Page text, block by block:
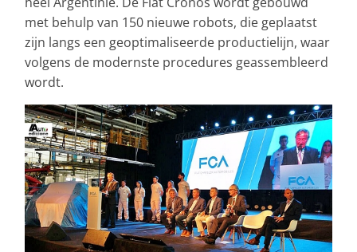
met behulp van 150 nieuwe robots, die geplaatst
zijn langs een geoptimaliseerde productielijn, waar
volgens de modernste procedures geassembleerd
wordt.